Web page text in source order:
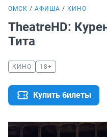
ОМСК АФИША КИНО
TheatreHD:
Тита
КИНО 18+
Купить билеты